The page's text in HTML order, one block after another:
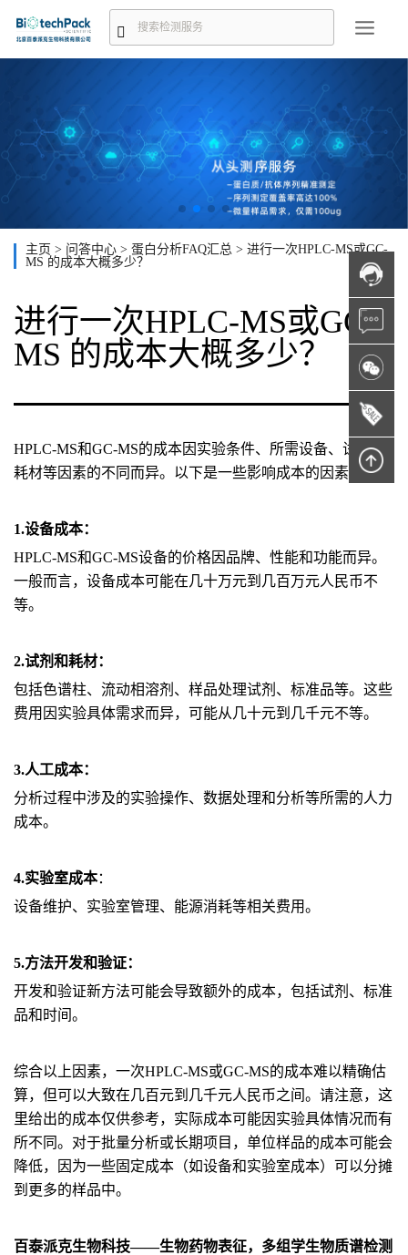
主页 > 问答中心 > 蛋白分析FAQ汇总 > 进行一次HPLC-MS或GC-
MS 的成本大概多少？
进行一次HPLC-MS或GC-
MS 的成本大概多少？
HPLC-MS和GC-MS的成本因实验条件、所需设备、试剂和
耗材等因素的不同而异。以下是一些影响成本的因素：
1.设备成本：
HPLC-MS和GC-MS设备的价格因品牌、性能和功能而异。
一般而言，设备成本可能在几十万元到几百万元人民币不
等。
2.试剂和耗材：
包括色谱柱、流动相溶剂、样品处理试剂、标准品等。这些
费用因实验具体需求而异，可能从几十元到几千元不等。
3.人工成本：
分析过程中涉及的实验操作、数据处理和分析等所需的人力
成本。
4.实验室成本：
设备维护、实验室管理、能源消耗等相关费用。
5.方法开发和验证：
开发和验证新方法可能会导致额外的成本，包括试剂、标准
品和时间。
综合以上因素，一次HPLC-MS或GC-MS的成本难以精确估
算，但可以大致在几百元到几千元人民币之间。请注意，这
里给出的成本仅供参考，实际成本可能因实验具体情况而有
所不同。对于批量分析或长期项目，单位样品的成本可能会
降低，因为一些固定成本（如设备和实验室成本）可以分摊
到更多的样品中。
百泰派克生物科技——生物药物表征，多组学生物质谱检测